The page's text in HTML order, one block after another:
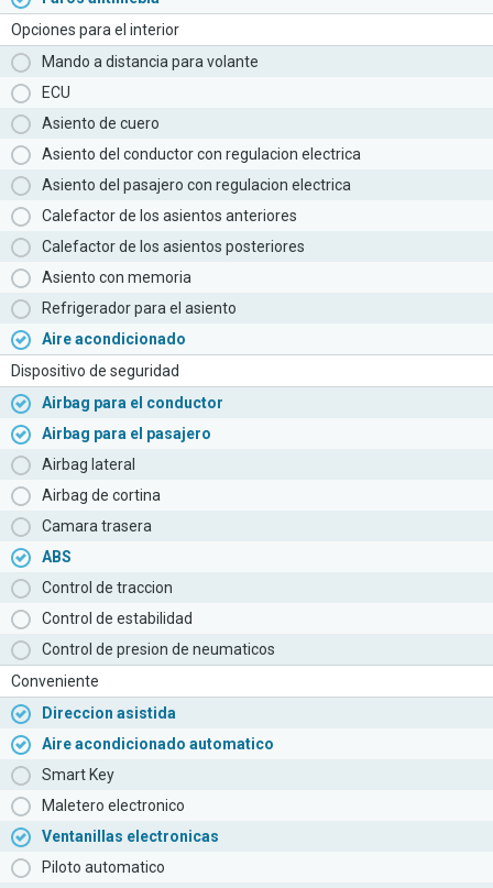
Opciones para el interior
Mando a distancia para volante
ECU
Asiento de cuero
Asiento del conductor con regulacion electrica
Asiento del pasajero con regulacion electrica
Calefactor de los asientos anteriores
Calefactor de los asientos posteriores
Asiento con memoria
Refrigerador para el asiento
Aire acondicionado
Dispositivo de seguridad
Airbag para el conductor
Airbag para el pasajero
Airbag lateral
Airbag de cortina
Camara trasera
ABS
Control de traccion
Control de estabilidad
Control de presion de neumaticos
Conveniente
Direccion asistida
Aire acondicionado automatico
Smart Key
Maletero electronico
Ventanillas electronicas
Piloto automatico